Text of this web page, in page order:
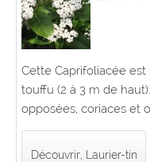
Cette Caprifoliacée
touffu (2 à 3 m de
opposées, coriaces et
Découvrir, Laurier-tin